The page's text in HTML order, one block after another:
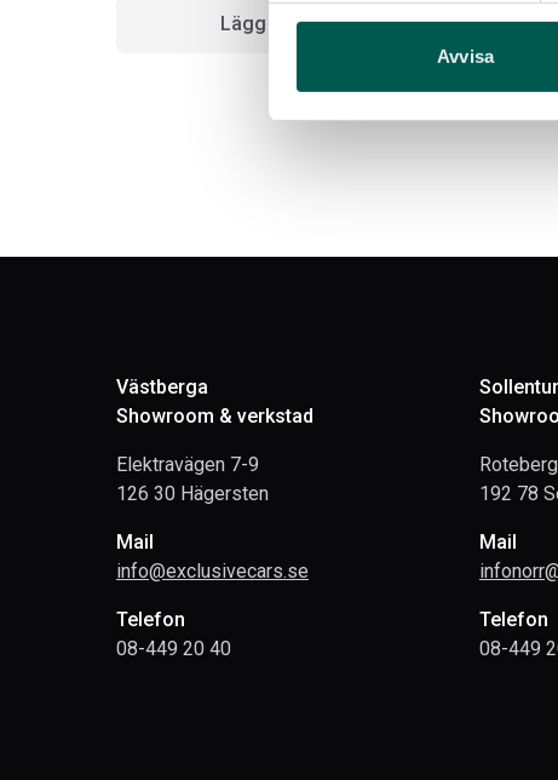
Avvisa
Lägg i varukorg
Västberga
Showroom & verkstad
Elektravägen 7-9
126 30 Hägersten
Mail
info@exclusivecars.se
Telefon
08-449 20 40
192 78
Mail
Telefon
08-449